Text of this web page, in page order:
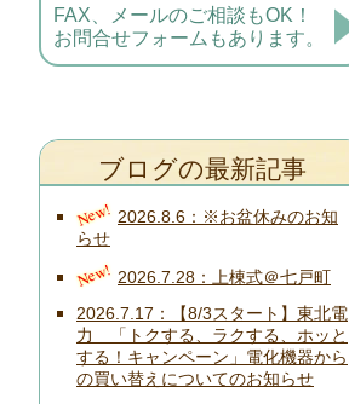
FAX、メールのご相談もOK！
お問合せフォームもあります。
ブログの最新記事
New! 2026.8.6
※お盆休みのお知
らせ
New! 2026.7.28
上棟式＠七戸町
2026.7.17
【8/3スタート】東北電
力 「トクする、ラクする、ホッと
する！キャンペーン」電化機器から
の買い替えについてのお知らせ